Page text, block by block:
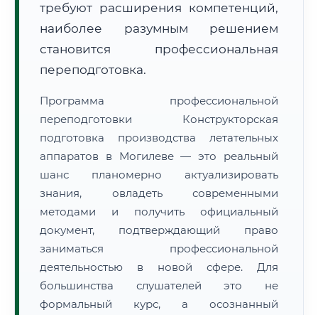
требуют расширения компетенций,
наиболее разумным решением
становится профессиональная
переподготовка.
Программа профессиональной
переподготовки Конструкторская
подготовка производства летательных
аппаратов в Могилеве — это реальный
шанс планомерно актуализировать
знания, овладеть современными
методами и получить официальный
документ, подтверждающий право
заниматься профессиональной
деятельностью в новой сфере. Для
большинства слушателей это не
формальный курс, а осознанный